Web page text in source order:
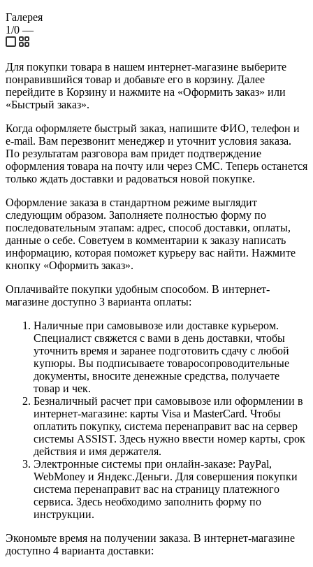
Галерея
1/0 —
Для покупки товара в нашем интернет-магазине выберите
понравившийся товар и добавьте его в корзину. Далее
перейдите в Корзину и нажмите на «Оформить заказ» или
«Быстрый заказ».
Когда оформляете быстрый заказ, напишите ФИО, телефон и
e-mail. Вам перезвонит менеджер и уточнит условия заказа.
По результатам разговора вам придет подтверждение
оформления товара на почту или через СМС. Теперь останется
только ждать доставки и радоваться новой покупке.
Оформление заказа в стандартном режиме выглядит
следующим образом. Заполняете полностью форму по
последовательным этапам: адрес, способ доставки, оплаты,
данные о себе. Советуем в комментарии к заказу написать
информацию, которая поможет курьеру вас найти. Нажмите
кнопку «Оформить заказ».
Оплачивайте покупки удобным способом. В интернет-
магазине доступно 3 варианта оплаты:
Наличные при самовывозе или доставке курьером.
Специалист свяжется с вами в день доставки, чтобы
уточнить время и заранее подготовить сдачу с любой
купюры. Вы подписываете товаросопроводительные
документы, вносите денежные средства, получаете
товар и чек.
Безналичный расчет при самовывозе или оформлении в
интернет-магазине: карты Visa и MasterCard. Чтобы
оплатить покупку, система перенаправит вас на сервер
системы ASSIST. Здесь нужно ввести номер карты, срок
действия и имя держателя.
Электронные системы при онлайн-заказе: PayPal,
WebMoney и Яндекс.Деньги. Для совершения покупки
система перенаправит вас на страницу платежного
сервиса. Здесь необходимо заполнить форму по
инструкции.
Экономьте время на получении заказа. В интернет-магазине
доступно 4 варианта доставки: